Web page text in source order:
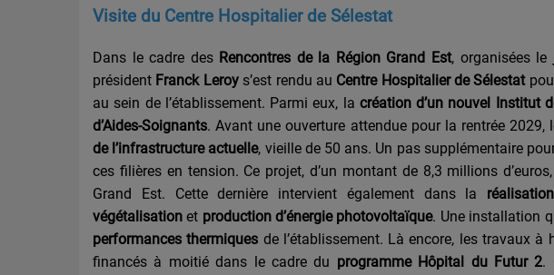
Visite du Centre Hospitalier de Sélestat
Dans le cadre des Rencontres de la Région Grand Est, organisées le
président Franck Leroy s’est rendu au Centre Hospitalier de Sélestat
au sein de l’établissement. Parmi eux, la création d’un nouvel Institut
d’Aides-Soignants. Avant une ouverture attendue pour la rentrée 2029,
de l’infrastructure actuelle, vieille de 50 ans. Un pas supplémentaire
ces filières en tension. Ce projet, d’un montant de 8,3 millions
Grand Est. Cette dernière intervient également dans la
végétalisationet production d’énergie photovoltaïque. Une installation
performances thermiques de l’établissement. Là encore, les travaux à
financés à moitié dans le cadre du programme Hôpital du Futur 2.